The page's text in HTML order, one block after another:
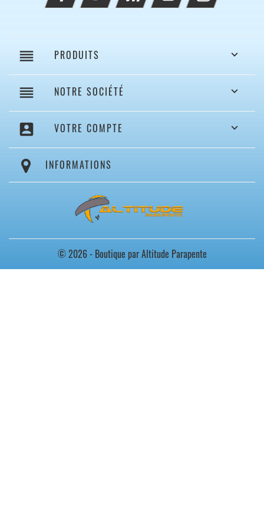
reorder PRODUITS 
reorder NOTRE SOCIÉTÉ 
account_box VOTRE COMPTE 
INFORMATIONS
© 2026 - Boutique par Altitude Parapente